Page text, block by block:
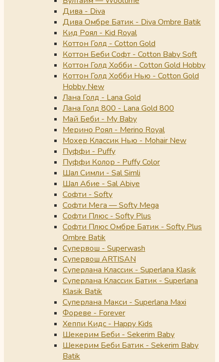
Дива - Diva
Дива Омбре Батик - Diva Ombre Batik
Кид Роял - Kid Royal
Коттон Голд - Cotton Gold
Коттон Беби Софт - Cotton Baby Soft
Коттон Голд Хобби - Cotton Gold Hobby
Коттон Голд Хобби Нью - Cotton Gold
Hobby New
Лана Голд - Lana Gold
Лана Голд 800 - Lana Gold 800
Май Беби - My Baby
Мерино Роял - Merino Royal
Мохер Классик Нью - Mohair New
Пуффи - Puffy
Пуффи Колор - Puffy Color
Шал Симли - Sal Simli
Шал Абие - Sal Abiye
Софти - Softy
Софти Мега — Softy Mega
Софти Плюс - Softy Plus
Софти Плюс Омбре Батик - Softy Plus
Ombre Batik
Супервош - Superwash
Супервош ARTISAN
Суперлана Классик - Superlana Klasik
Суперлана Классик Батик - Superlana
Klasik Batik
Суперлана Макси - Superlana Maxi
Фореве - Forever
Хеппи Кидс - Happy Kids
Шекерим Беби - Sekerim Baby
Шекерим Беби Батик - Sekerim Baby
Batik